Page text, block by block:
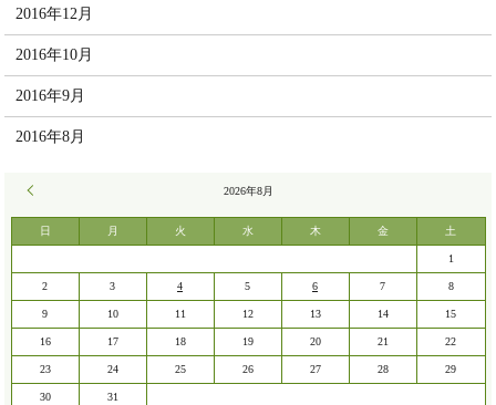
2016年12月
2016年10月
2016年9月
2016年8月
2026年8月
日 月 火 水 木 金 土
1
2 3 4 5 6 7 8
9 10 11 12 13 14 15
16 17 18 19 20 21 22
23 24 25 26 27 28 29
30 31